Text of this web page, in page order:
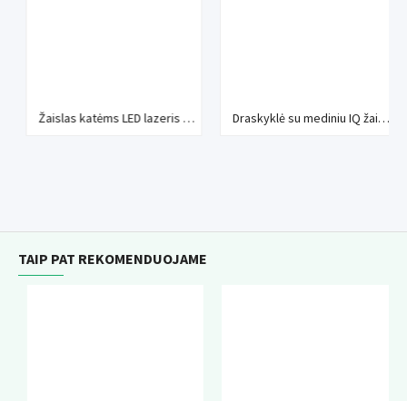
Žaislas katėms LED lazeris Croci Draskyklė su mediniu IQ žaislu 44 cm
TAIP PAT REKOMENDUOJAME